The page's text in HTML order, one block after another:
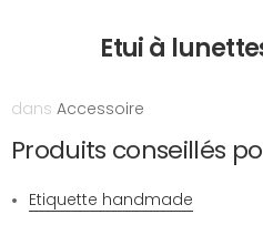
Etui à
dans Accessoire
Produits conseillés
Etiquette handmade